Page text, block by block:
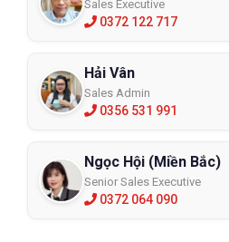
XEM CHI TIẾT
Sales Executive
0372 122 717
Hải Vân
Sales Admin
0356 531 991
Ngọc Hội (Miền Bắc)
Senior Sales Executive
0372 064 090